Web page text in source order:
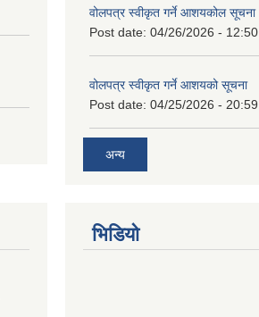
वोलपत्र स्वीकृत गर्ने आशयकोल सूचना
Post date: 04/26/2026 - 12:50
वोलपत्र स्वीकृत गर्ने आशयको सूचना
Post date: 04/25/2026 - 20:59
अन्य
भिडियो